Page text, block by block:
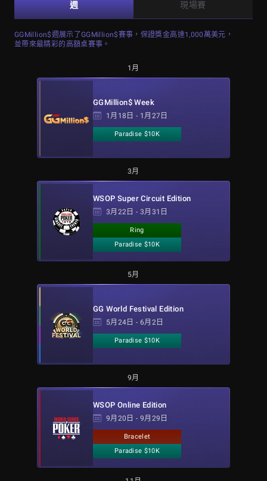
週
GGMillion$週展示了GGMillion$賽事，保證獎金高達1,000萬美元，
並帶來最精彩的高額桌賽事。
現場賽
1月
GGMillion$ Week
1月18日 - 1月27日
Paradise $10K
3月
WSOP Super Circuit Edition
3月22日 - 3月31日
Ring
Paradise $10K
5月
GG World Festival Edition
5月24日 - 6月2日
Paradise $10K
9月
WSOP Online Edition
9月20日 - 9月29日
Bracelet
Paradise $10K